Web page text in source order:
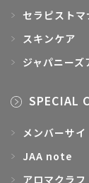
セラピストマ
スキンケア
ジャパニーズ
SPECIAL
メンバーサイ
JAA note
アロマクラ